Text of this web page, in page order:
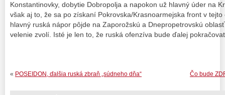
Konstantinovky, dobytie Dobropolja a napokon už hlavný úder na
však aj to, že sa po získaní Pokrovska/Krasnoarmejska front v
hlavný ruská nápor pôjde na Zaporožskú a Dnepropetrovskú
velenie zvolí. Isté je len to, že ruská ofenzíva bude ďalej
Čo bude
« POSEIDON, ďalšia ruská zbraň „súdneho dňa“